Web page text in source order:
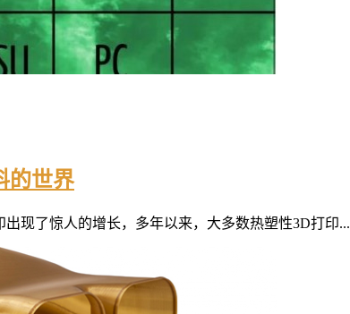
的世界
现了惊人的增长，多年以来，大多数热塑性3D打印...